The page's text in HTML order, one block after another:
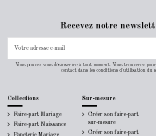
Recevez notre
Vous pouvez vous désinscrire à tout moment. Vous trouverez
contact dans les conditions d'utilisation du
Collections
Faire-part Mariage
Faire-part Naissance
Sur-mesure
Créer son faire-part
sur-mesure
Créer son faire-part